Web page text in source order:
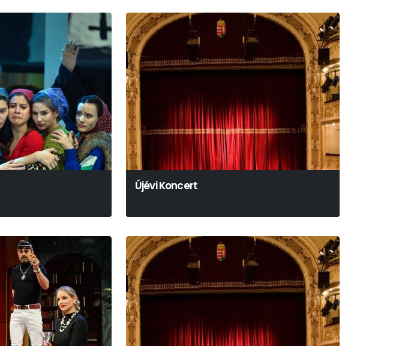
Újévi Koncert